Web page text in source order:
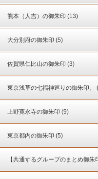
熊本（人吉）の御朱印 (13)
大分別府の御朱印 (5)
佐賀県仁比山の御朱印 (3)
東京浅草の七福神巡りの御朱印。
上野寛永寺の御朱印 (9)
東京都内の御朱印 (5)
【共通するグループのまとめ御